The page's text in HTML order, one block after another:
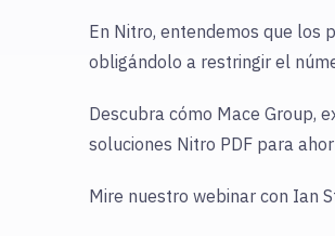
En Nitro, entendemos que los
obligándolo a restringir el
Descubra cómo Mace Group,
soluciones Nitro PDF para
Mire nuestro webinar con Ian